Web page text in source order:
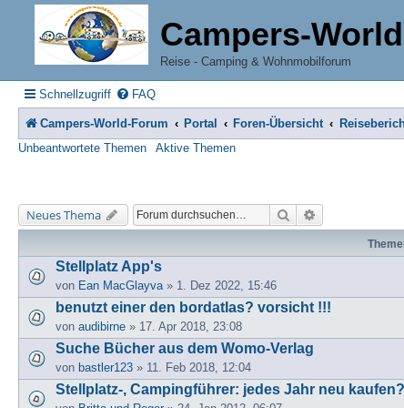
Campers-
Reise - Camping & Wohnmobilforum
Schnellzugriff FAQ
Campers-World-Forum Portal Foren-Übersicht
Unbeantwortete Themen
Aktive Themen
Neues Thema Suche
Stellplatz App's
von Ean MacGlayva » 1. Dez 2022, 15:46
benutzt einer den bordatlas? vorsicht !!!
von audibirne » 17. Apr 2018, 23:08
Suche Bücher aus dem Womo-Verlag
von bastler123 » 11. Feb 2018, 12:04
Stellplatz-, Campingführer: jedes Jahr neu kaufen?